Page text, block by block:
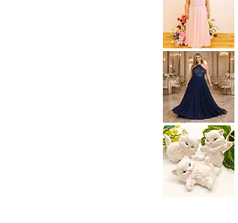
Sparkly
Sequin
Prom
Party
Dress
Size
11
Hayley
Paige
Pink
Occasions
Wedding
Gown
Dress
size
14
Lulus
Sequin
Chiffon
Halter
Matte
Navy
Long
Dress